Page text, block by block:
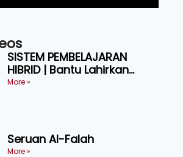
SISTEM PEMBELAJARAN
HIBRID | Bantu Lahirkan
Graduan Cekap, Berdaya
More »
Seruan Al-Falah
More »